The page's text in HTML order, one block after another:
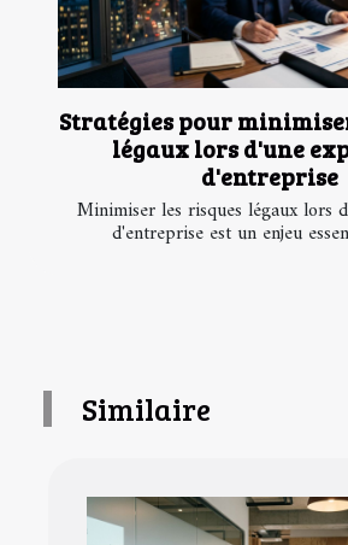
Stratégies pour
légaux lors d'une
d'entreprise
Minimiser les risques légaux lors
d'entreprise est un enjeu
Similaire